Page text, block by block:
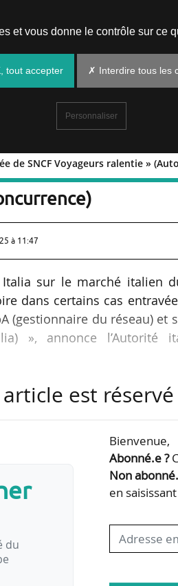
de SNCF Voyageurs ralentie »
: « L’entrée de
à 11:47
Italia sur le marché italien
dans certains cas
(gestionnaire du réseau) et
», annonce l’Autorité
vitesse sur le marché
du réseau
article est
du
Bienvenue,
Abonné.e ?
Non
en
et vous donne le contrôle sur ce
tout accepter ✗ Interdire tous les
Personnaliser